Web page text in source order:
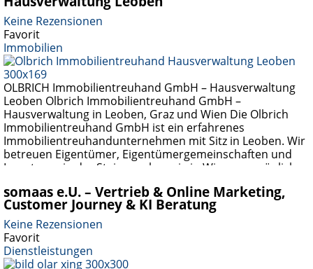
Rückversand (30 Tage) nachWeiterlesen …
Keine Rezensionen
Favorit
Immobilien
OLBRICH Immobilientreuhand GmbH – Hausverwaltung
Leoben Olbrich Immobilientreuhand GmbH –
Hausverwaltung in Leoben, Graz und Wien Die Olbrich
Immobilientreuhand GmbH ist ein erfahrenes
Immobilientreuhandunternehmen mit Sitz in Leoben. Wir
betreuen Eigentümer, Eigentümergemeinschaften und
Investoren in der Steiermark sowie in Wien – persönlich,
Branche. Immobilienverwaltung Leoben Unser
Schwerpunkt liegt auf der ganzheitlichen
Immobilienverwaltung –
somaas e.U. – Vertrieb & Online Marketing,
Customer Journey & KI Beratung
Keine Rezensionen
Favorit
Dienstleistungen